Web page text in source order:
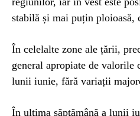
stabilă și mai puțin ploioasă,
În celelalte zone ale țării,
general apropiate de
lunii iunie, fără variații
În ultima săptămână a lunii